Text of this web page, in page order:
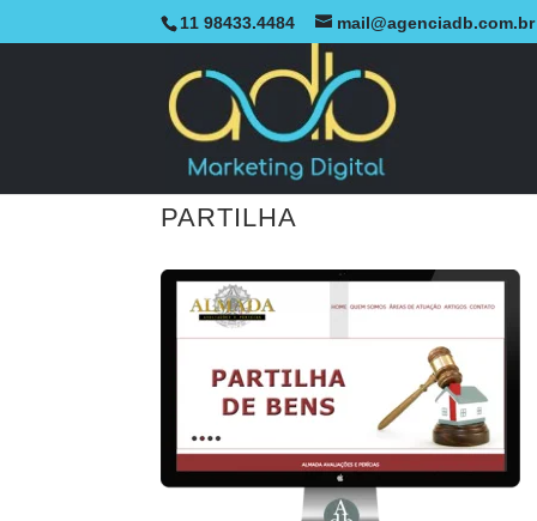
11 98433.4484 mail@agenciadb.com.br
PARTILHA